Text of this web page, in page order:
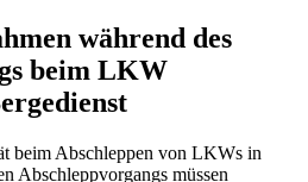
während des
beim LKW
beim Abschleppen von LKWs in
Abschleppvorgangs müssen